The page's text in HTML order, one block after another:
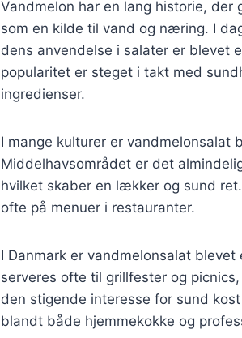
Vandmelon har en lang historie,
som en kilde til vand og næring. I
dens anvendelse i salater er blevet
popularitet er steget i takt med
ingredienser.
I mange kulturer er vandmelonsalat
Middelhavsområdet er det
hvilket skaber en lækker og sund
ofte på menuer i restauranter.
I Danmark er vandmelonsalat
serveres ofte til grillfester og
den stigende interesse for sund
blandt både hjemmekokke og